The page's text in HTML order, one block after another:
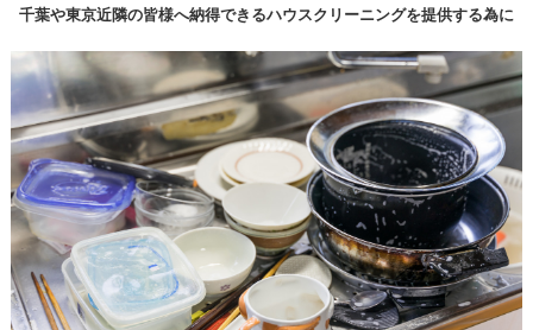
千葉や東京近隣の皆様へ納得できるハウスクリーニングを提供する為に